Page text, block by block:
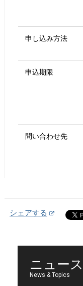
申し込み方法
申込期限
問い合わせ先
シェアする
ニュース
News & Topics